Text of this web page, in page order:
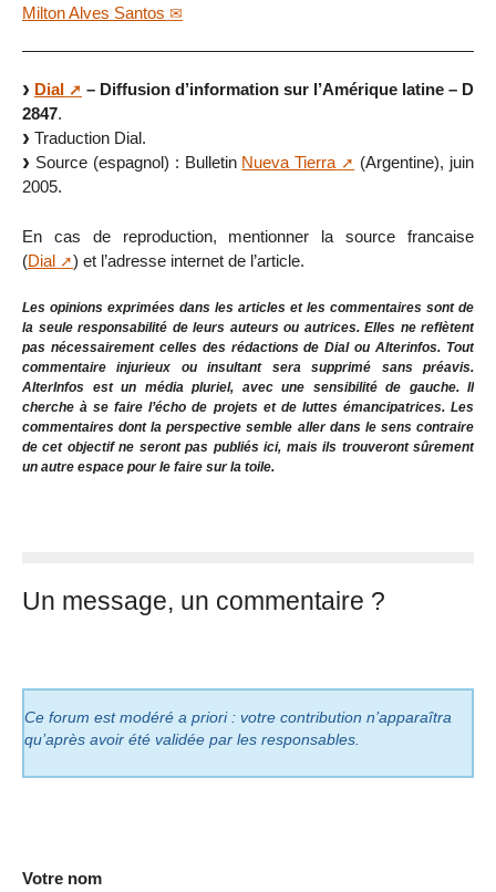
Milton Alves Santos
Dial
– Diffusion d’information sur l’Amérique latine – D
2847.
Traduction Dial.
Source (espagnol) : Bulletin Nueva Tierra
(Argentine), juin
2005.
En cas de reproduction, mentionner la source francaise
(Dial ) et l’adresse internet de l’article.
Les opinions exprimées dans les articles et les commentaires sont de
la seule responsabilité de leurs auteurs ou autrices. Elles ne reflètent
pas nécessairement celles des rédactions de Dial ou Alterinfos. Tout
commentaire injurieux ou insultant sera supprimé sans préavis.
AlterInfos est un média pluriel, avec une sensibilité de gauche. Il
cherche à se faire l’écho de projets et de luttes émancipatrices. Les
commentaires dont la perspective semble aller dans le sens contraire
de cet objectif ne seront pas publiés ici, mais ils trouveront sûrement
un autre espace pour le faire sur la toile.
Un message, un commentaire ?
Ce forum est modéré a priori : votre contribution n’apparaîtra
qu’après avoir été validée par les responsables.
Votre nom